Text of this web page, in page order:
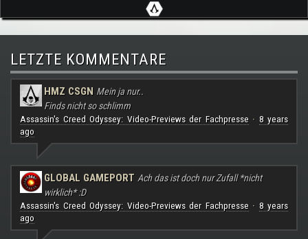
LETZTE KOMMENTARE
HMZ CSGN Mein ja nur..
Finds nicht so schlimm
Assassin's Creed Odyssey: Video-Previews der Fachpresse· 8 years
ago
GLOBAL GAMEPORT Ach das ist doch nur Zufall *nicht
wirklich* :D
Assassin's Creed Odyssey: Video-Previews der Fachpresse· 8 years
ago